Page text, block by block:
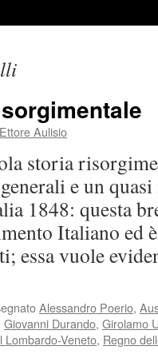
Ettore Aulisio
storia
e un
1848: questa
Italiano ed
essa vuole
Alessandro Poerio,
Giovanni Durando, Girolamo
Lombardo-Veneto, Regno